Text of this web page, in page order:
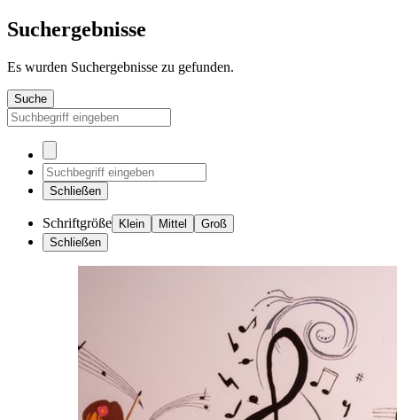
Suchergebnisse
Es wurden Suchergebnisse zu gefunden.
Suche
Schließen
Schriftgröße Klein Mittel
Groß
Schließen